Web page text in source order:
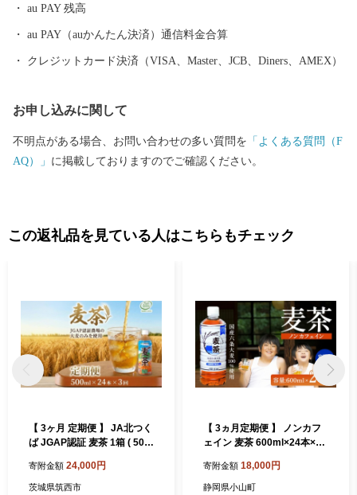
「十勝川」が生み出す自然の神秘です。 十勝川左岸には、左右に
大きく枝を伸ばしたはるにれの木が、歴史ある豊頃町の大草原に
そびえています。 推定樹齢は約150年。 雨の日も風の日も決して
れて、撮影スポットとしても北海道を代表する人気スポットで
す。畑作は寒冷地作物の馬鈴薯・甜菜・小麦・豆類を中心に輪作
堪能いただけると幸いです。 ふるさと納税でいただいたご寄附
のすべての分野に想いを寄せていただきたい！ということです。
町の一端として、ジュエリーアイスの壮大で神秘的な風景は動画
でご覧いただけますが、ぜひ皆様の目で実物をご覧いただき、感
動を共有してください。 「海よし！畑よし！肉よし！景色よし！
全部よし！」の豊頃町のファンになっていただき、これからも応
au PAY 残高
au PAY（auかんたん決済）通信料金合算
クレジットカード決済（VISA、Master、JCB、Diners、AMEX）
お申し込みに関して
不明点がある場合、お問い合わせの多い質問を 「よくある質問（F
AQ）」 に掲載しておりますのでご確認ください。
この返礼品を見ている人はこちらもチェック
【 3ヶ月 定期便 】 JA北つく
ば JGAP認証 麦茶 1箱 ( 500
ペットボトル 麦 大麦 二条大
麦 ノンカフェイン カフェイ
寄附金額 24,000円
茨城県筑西市
【 3ヵ月定期便 】 ノンカフ
ェイン 麦茶 600ml×24本×1
用 | お茶 茶 むぎちゃ 麦茶 ペ
ットボトル 静岡県 小山町 麦
寄附金額 18,000円
静岡県小山町